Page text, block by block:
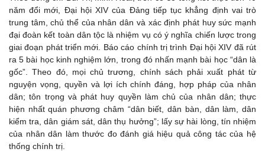
năm đổi mới, Đại hội XIV của Đảng tiếp tục khẳng định vai trò
trung tâm, chủ thể của nhân dân và xác định phát huy sức mạnh
đại đoàn kết toàn dân tộc là nhiệm vụ có ý nghĩa chiến lược trong
giai đoạn phát triển mới. Báo cáo chính trị trình Đại hội XIV đã rút
ra 5 bài học kinh nghiệm lớn, trong đó nhấn mạnh bài học “dân là
gốc”. Theo đó, mọi chủ trương, chính sách phải xuất phát từ
nguyện vọng, quyền và lợi ích chính đáng, hợp pháp của nhân
dân; tôn trọng và phát huy quyền làm chủ của nhân dân; thực
hiện nhất quán phương châm “dân biết, dân bàn, dân làm, dân
kiểm tra, dân giám sát, dân thụ hưởng”; lấy sự hài lòng, tín nhiệm
của nhân dân làm thước đo đánh giá hiệu quả công tác của hệ
thống chính trị.